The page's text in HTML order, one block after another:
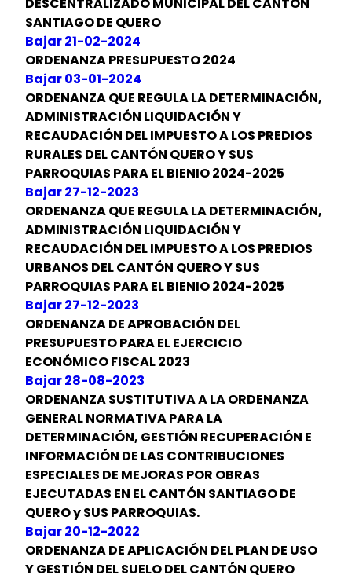
SANTIAGO DE QUERO
Bajar 21-02-2024
ORDENANZA PRESUPUESTO 2024
Bajar 03-01-2024
ORDENANZA QUE REGULA LA DETERMINACIÓN,
ADMINISTRACIÓN LIQUIDACIÓN Y
RECAUDACIÓN DEL IMPUESTO A LOS PREDIOS
RURALES DEL CANTÓN QUERO Y SUS
PARROQUIAS PARA EL BIENIO 2024-2025
Bajar 27-12-2023
ORDENANZA QUE REGULA LA DETERMINACIÓN,
ADMINISTRACIÓN LIQUIDACIÓN Y
RECAUDACIÓN DEL IMPUESTO A LOS PREDIOS
URBANOS DEL CANTÓN QUERO Y SUS
PARROQUIAS PARA EL BIENIO 2024-2025
Bajar 27-12-2023
ORDENANZA DE APROBACIÓN DEL
PRESUPUESTO PARA EL EJERCICIO
ECONÓMICO FISCAL 2023
Bajar 28-08-2023
ORDENANZA SUSTITUTIVA A LA ORDENANZA
GENERAL NORMATIVA PARA LA
DETERMINACIÓN, GESTIÓN RECUPERACIÓN E
INFORMACIÓN DE LAS CONTRIBUCIONES
ESPECIALES DE MEJORAS POR OBRAS
EJECUTADAS EN EL CANTÓN SANTIAGO DE
QUERO y SUS PARROQUIAS.
Bajar 20-12-2022
ORDENANZA DE APLICACIÓN DEL PLAN DE USO
Y GESTIÓN DEL SUELO DEL CANTÓN QUERO